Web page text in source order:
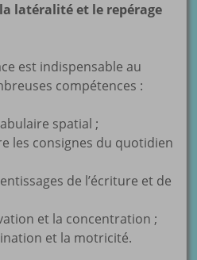
latéralité et le repérage
est indispensable au
compétences :
spatial ;
les consignes du quotidien
de l’écriture et de
et la concentration ;
et la motricité.